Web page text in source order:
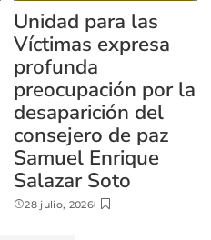
Unidad para las
Víctimas expresa
profunda
preocupación por la
desaparición del
consejero de paz
Samuel Enrique
Salazar Soto
28 julio, 2026